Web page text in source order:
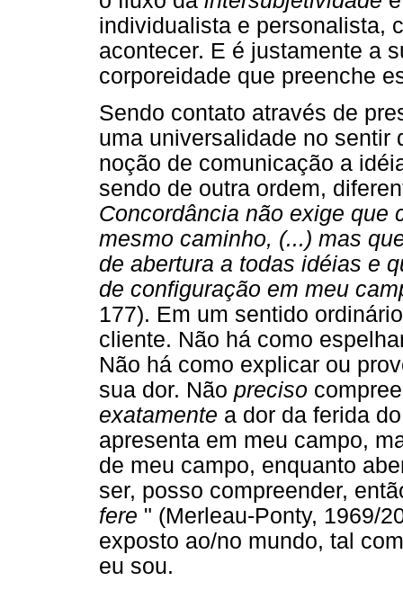
individualista e personalista,
acontecer. E é justamente a
corporeidade que preenche
Sendo contato através de
uma universalidade no sentir
noção de comunicação a
sendo de outra ordem,
Concordância não exige que
mesmo caminho, (...) mas
de abertura a todas idéias e
de configuração em meu
177). Em um sentido
cliente. Não há como
Não há como explicar ou
sua dor. Não preciso
exatamente a dor da ferida
apresenta em meu campo,
de meu campo, enquanto
ser, posso compreender,
fere " (Merleau-Ponty, 1969/
exposto ao/no mundo, tal
eu sou.